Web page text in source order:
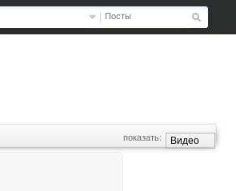
Посты
Видео
показать: